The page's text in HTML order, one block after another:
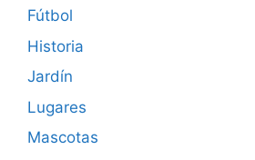
Fútbol
Historia
Jardín
Lugares
Mascotas